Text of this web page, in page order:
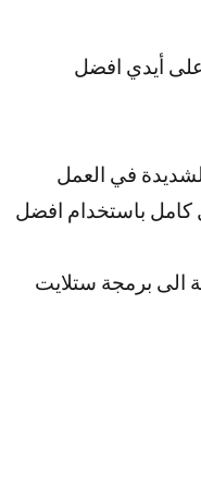
على أيدي افضل
في العمل
كامل باستخدام افضل
الى برمجة ستلايت